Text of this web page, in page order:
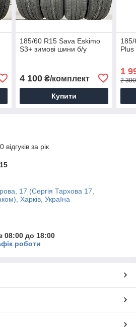
185/60 R15 Sava Eskimo
S3+ зимові шини б/у
4 100₴/комплект
Купити
Plus
1
2
за рік
17 (Сергія Тархова 17,
Харків, Україна
08:00 до 18:00
роботи